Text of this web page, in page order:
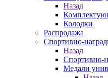
Назад
Колодки
Распродажа
Спортивно-
Назад
Спортивно-
Медали